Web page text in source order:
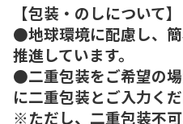
【包装・のしについて】
●地球環境に配慮し、
推進しています。
●二重包装をご希望の
に二重包装とご入力くだ
※ただし、二重包装不